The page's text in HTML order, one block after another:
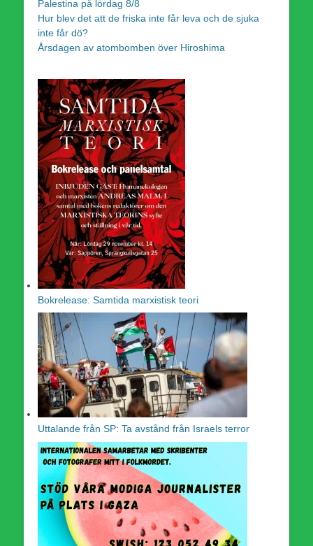
Palestina på lördag 8/8
Hur blev det att de friska inte får leva och de sjuka
inte får dö?
Årsdagen av atombomben över Hiroshima
Bokrelease: Samtida marxistisk teori
Uttalande från SP: Ta avstånd från Israels terror